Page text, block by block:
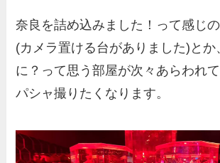
奈良を詰め込みました！って感じ
(カメラ置ける台がありました)とか
に？って思う部屋が次々あらわれ
パシャ撮りたくなります。